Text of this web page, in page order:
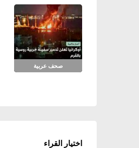
صحف عربية
اختيار القراء